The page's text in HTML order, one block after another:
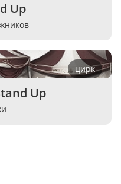
Up
цирк
Up